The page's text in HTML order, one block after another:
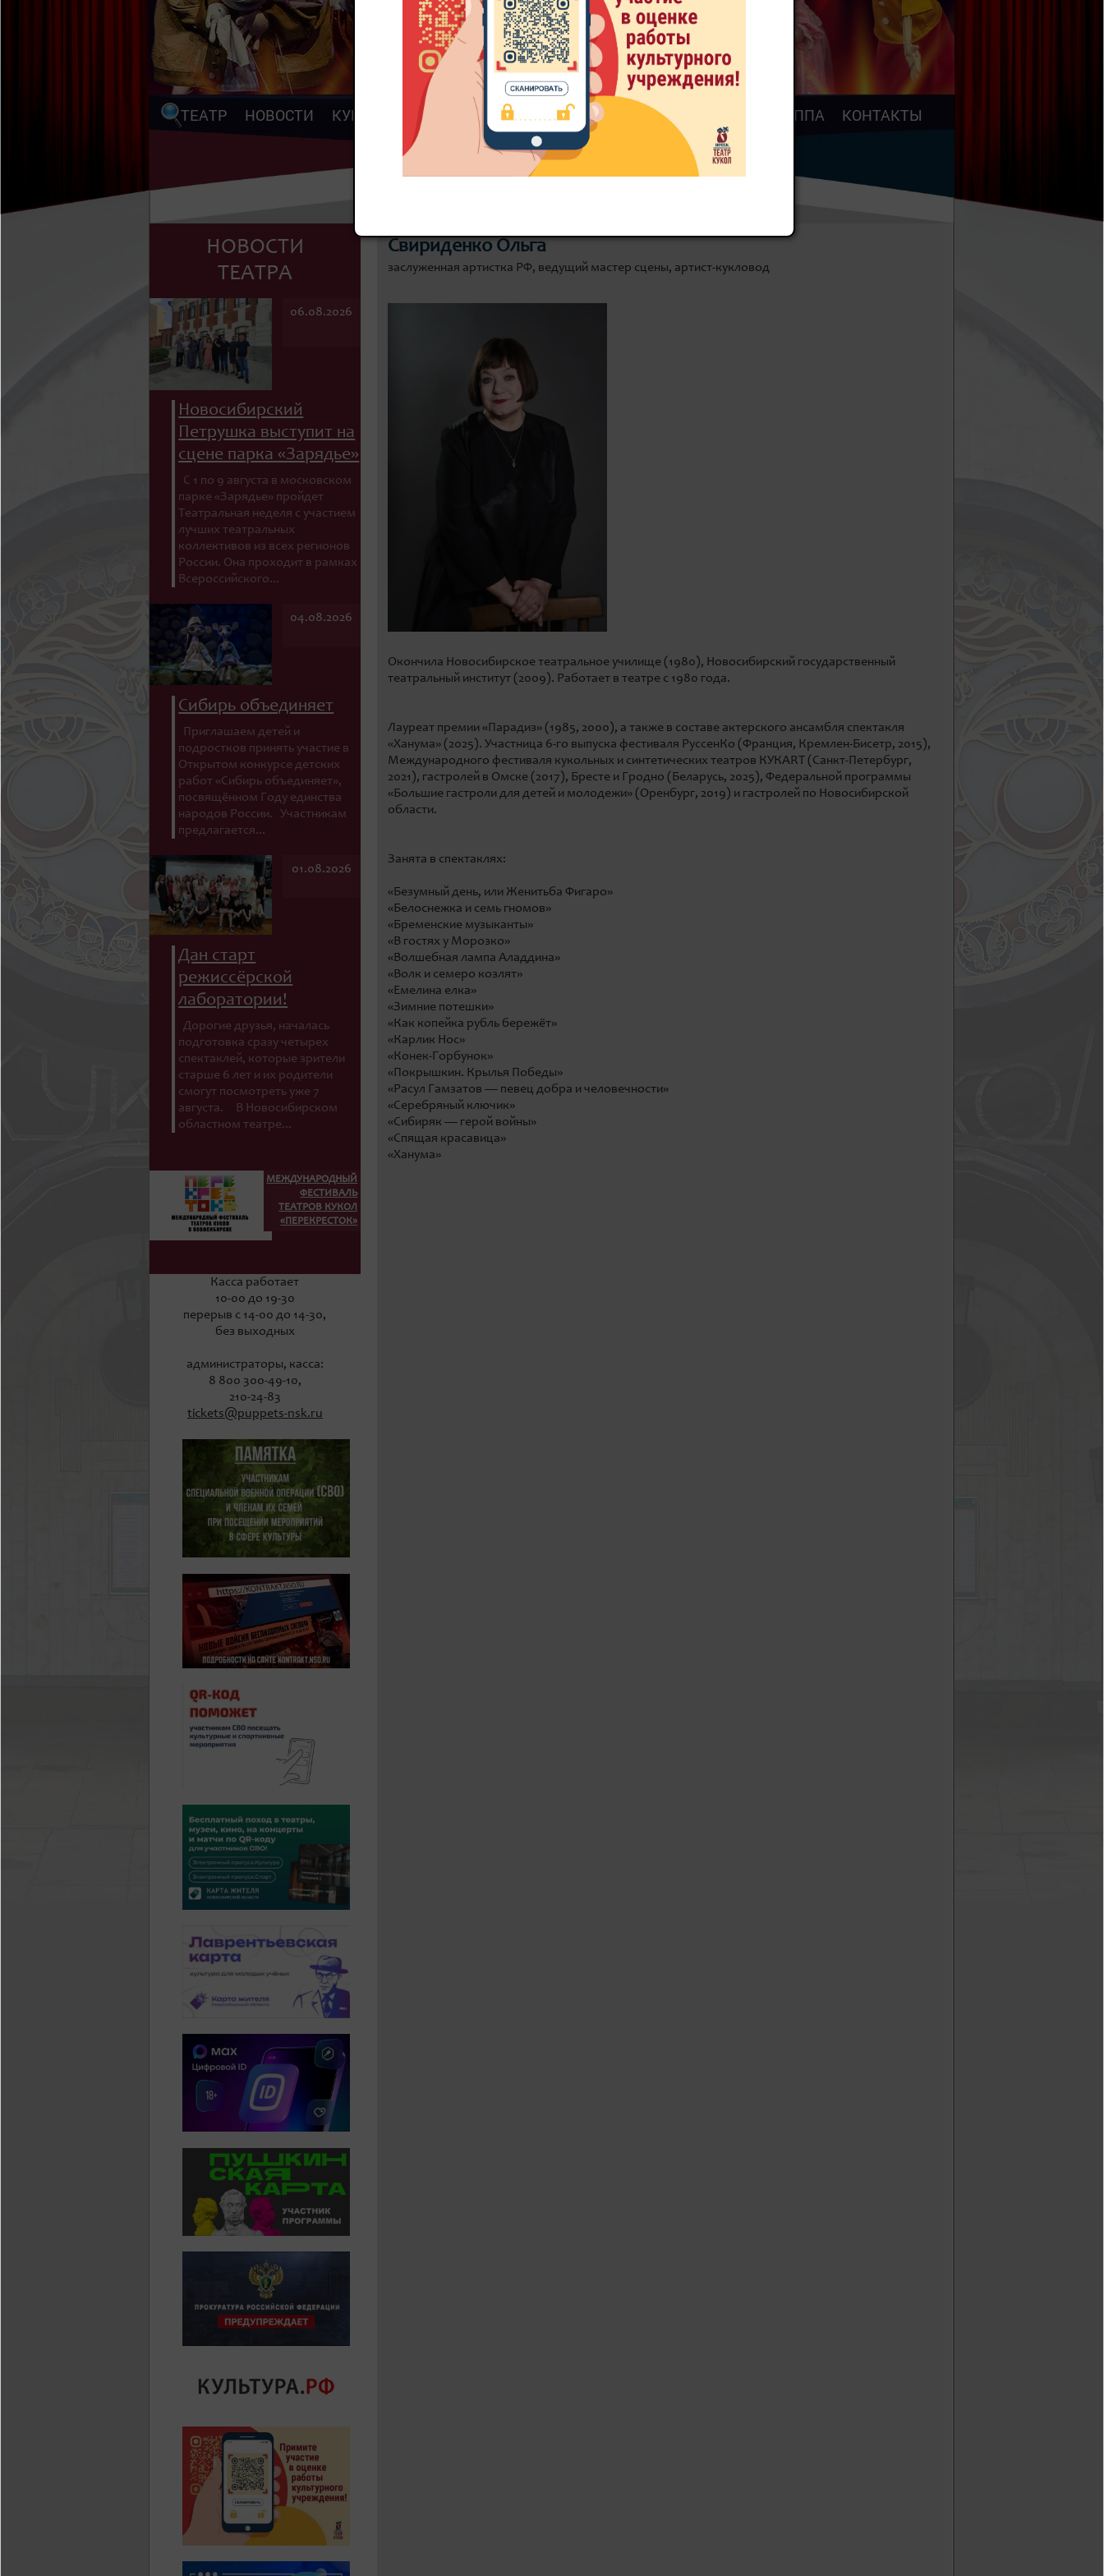
8 800 300-49-10
93 театральный сезон
ТЕАТР НОВОСТИ КУПИТЬ БИЛЕТ ЗРИТЕЛЮ ДОКУМЕНТЫ РЕПЕРТУАР ТРУППА КОНТАКТЫ
НОВОСТИ
ТЕАТРА
06.08.2026
Новосибирский
Петрушка выступит на
сцене парка «Зарядье»
С 1 по 9 августа в московском
парке «Зарядье» пройдет
Театральная неделя с участием
лучших театральных
коллективов из всех регионов
России. Она проходит в рамках
Всероссийского...
04.08.2026
Сибирь объединяет
Приглашаем детей и
подростков принять участие в
Открытом конкурсе детских
работ «Сибирь объединяет»,
посвящённом Году единства
народов России. Участникам
предлагается...
01.08.2026
Дан старт
режиссёрской
лаборатории!
Дорогие друзья, началась
подготовка сразу четырех
спектаклей, которые зрители
старше 6 лет и их родители
смогут посмотреть уже 7
августа. В Новосибирском
областном театре...
МЕЖДУНАРОДНЫЙ
ФЕСТИВАЛЬ
ТЕАТРОВ КУКОЛ
«ПЕРЕКРЕСТОК»
Касса работает
10-00 до 19-30
перерыв с 14-00 до 14-30,
без выходных
администраторы, касса:
8 800 300-49-10,
210-24-83
tickets@puppets-nsk.ru
Свириденко Ольга
заслуженная артистка РФ, ведущий мастер сцены, артист-кукловод
Окончила Новосибирское театральное училище (1980), Новосибирский государственный
театральный институт (2009). Работает в театре с 1980 года.
Лауреат премии «Парадиз» (1985, 2000), а также в составе актерского ансамбля спектакля
«Ханума» (2025). Участница 6-го выпуска фестиваля РуссенКо (Франция, Кремлен-Бисетр, 2015),
Международного фестиваля кукольных и синтетических театров КУКАRТ (Санкт-Петербург,
2021), гастролей в Омске (2017), Бресте и Гродно (Беларусь, 2025), Федеральной программы
«Большие гастроли для детей и молодежи» (Оренбург, 2019) и гастролей по Новосибирской
области.
Занята в спектаклях:
«Безумный день, или Женитьба Фигаро»
«Белоснежка и семь гномов»
«Бременские музыканты»
«В гостях у Морозко»
«Волшебная лампа Аладдина»
«Волк и семеро козлят»
«Емелина елка»
«Зимние потешки»
«Как копейка рубль бережёт»
«Карлик Нос»
«Конек-Горбунок»
«Покрышкин. Крылья Победы»
«Расул Гамзатов — певец добра и человечности»
«Серебряный ключик»
«Сибиряк — герой войны»
«Спящая красавица»
«Ханума»